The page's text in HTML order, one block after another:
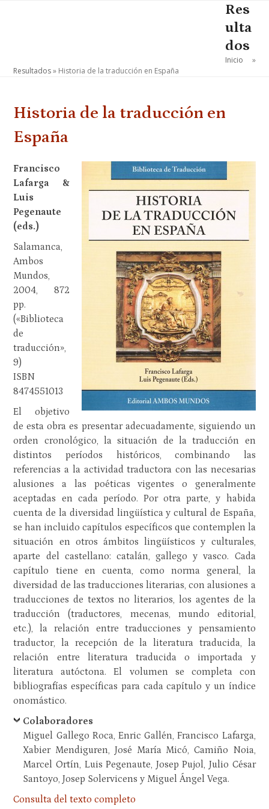
Res
ulta
dos
Inicio »
Resultados» Historia de la traducción en España
Historia de la traducción en
España
Francisco
Lafarga &
Luis
Pegenaute
(eds.)
Salamanca,
Ambos
Mundos,
2004, 872
pp.
(«Biblioteca
de
traducción»,
9)
ISBN
8474551013
El objetivo
de esta obra es presentar adecuadamente, siguiendo un
orden cronológico, la situación de la traducción en
distintos períodos históricos, combinando las
referencias a la actividad traductora con las necesarias
alusiones a las poéticas vigentes o generalmente
aceptadas en cada período. Por otra parte, y habida
cuenta de la diversidad lingüística y cultural de España,
se han incluido capítulos específicos que contemplen la
situación en otros ámbitos lingüísticos y culturales,
aparte del castellano: catalán, gallego y vasco. Cada
capítulo tiene en cuenta, como norma general, la
diversidad de las traducciones literarias, con alusiones a
traducciones de textos no literarios, los agentes de la
traducción (traductores, mecenas, mundo editorial,
etc.), la relación entre traducciones y pensamiento
traductor, la recepción de la literatura traducida, la
relación entre literatura traducida o importada y
literatura autóctona. El volumen se completa con
bibliografías específicas para cada capítulo y un índice
onomástico.
Colaboradores
Miguel Gallego Roca, Enric Gallén, Francisco Lafarga,
Xabier Mendiguren, José María Micó, Camiño Noia,
Marcel Ortín, Luis Pegenaute, Josep Pujol, Julio César
Santoyo, Josep Solervicens y Miguel Ángel Vega.
Consulta del texto completo